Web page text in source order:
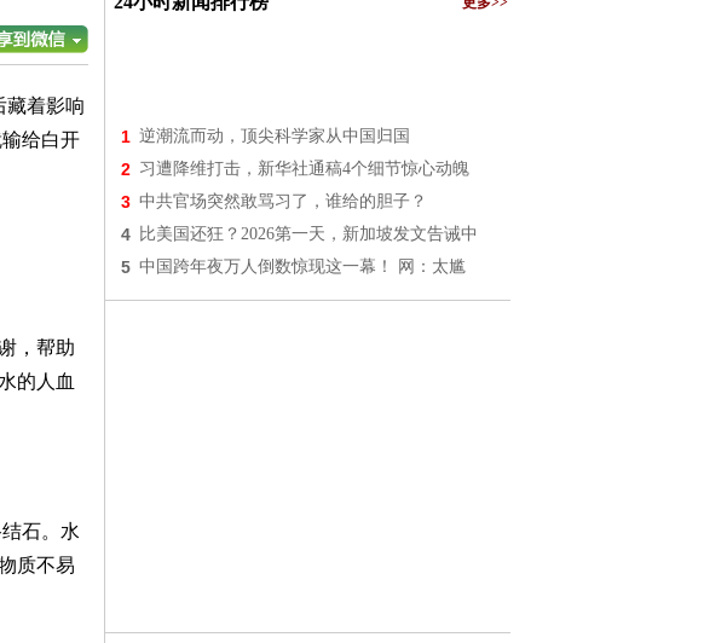
藏着影响
给白开
，帮助
的人血
石。水
质不易
1 逆潮流而动，顶尖科学家从中国归国
2 习遭降维打击，新华社通稿4个细节惊心动魄
3 中共官场突然敢骂习了，谁给的胆子？
4 比美国还狂？2026第一天，新加坡发文告诫中
5 中国跨年夜万人倒数惊现这一幕！ 网：太尴